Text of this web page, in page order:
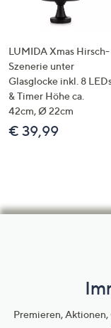
LUMIDA Xmas Hirsch-
Szenerie unter
Glasglocke inkl. 8
& Timer Höhe ca.
42cm, Ø 22cm
€ 39,99
Premieren,